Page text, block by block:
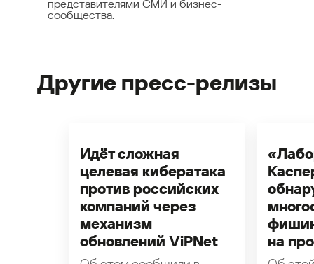
представителями СМИ и бизнес-
сообщества.
Другие пресс-релизы
Идёт сложная
целевая кибератака
против российских
компаний через
механизм
обновлений ViPNet
на